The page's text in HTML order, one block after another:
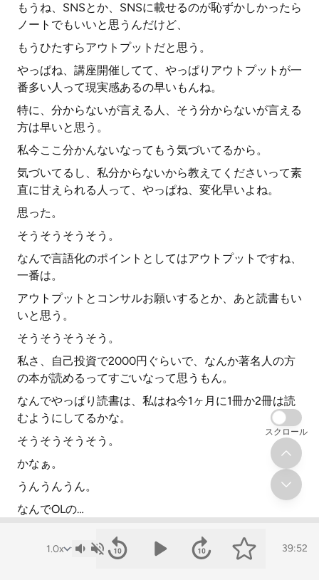
もうね、SNSとか、SNSに載せるのが恥ずかしかったら
ノートでもいいと思うんだけど、
もうひたすらアウトプットだと思う。
やっぱね、講座開催してて、やっぱりアウトプットが一
番多い人って現実感あるの早いもんね。
特に、分からないが言える人、そう分からないが言える
方は早いと思う。
私今ここ分かんないなってもう気づいてるから。
気づいてるし、私分からないから教えてくださいって素
直に甘えられる人って、やっぱね、変化早いよね。
思った。
そうそうそうそう。
なんで言語化のポイントとしてはアウトプットですね、
一番は。
アウトプットとコンサルお願いするとか、あと読書もい
いと思う。
そうそうそうそう。
私さ、自己投資で2000円ぐらいで、なんか著名人の方
の本が読めるってすごいなって思うもん。
なんでやっぱり読書は、私はね今1ヶ月に1冊か2冊は読
むようにしてるかな。
そうそうそうそう。
かなぁ。
うんうんうん。
なんでOLの…
してしまうんだけど、
39:52
スクロール